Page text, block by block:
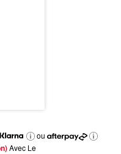
ou
Avec Le